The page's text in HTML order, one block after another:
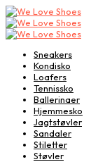
Sneakers
Kondisko
Loafers
Tennissko
Ballerinaer
Hjemmesko
Jagtstøvler
Sandaler
Stiletter
Støvler